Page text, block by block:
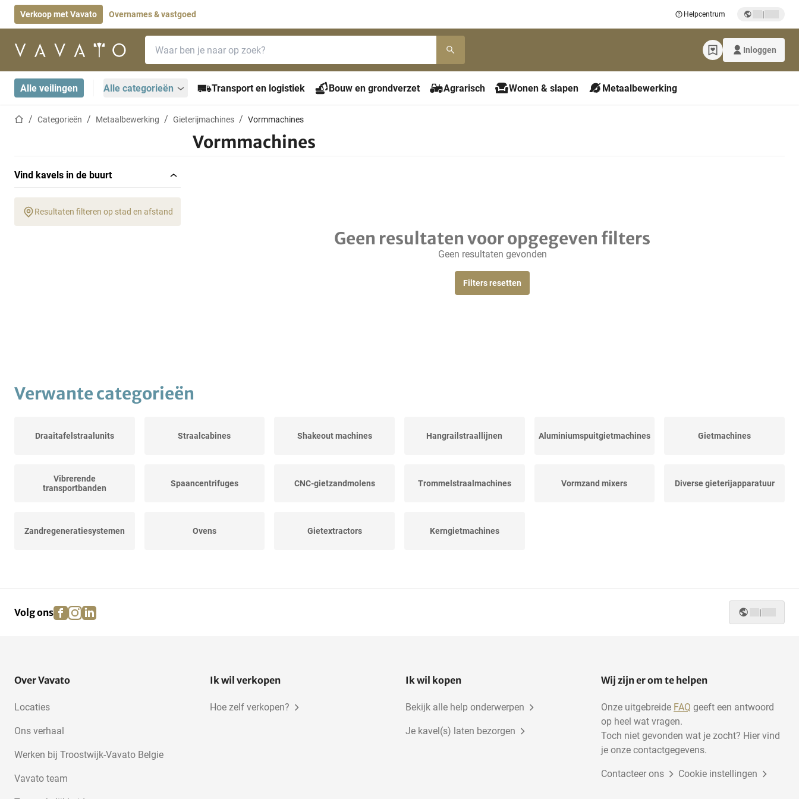
Verkoop met Vavato Overnames & vastgoed Helpcentrum |
Startpagina Inloggen
Alle veilingen Alle categorieën Transport en logistiek Bouw en grondverzet Agrarisch Wonen & slapen Metaalbewerking
StartpaginaCategorieën Metaalbewerking Gieterijmachines Vormmachines
Vormmachines
Vind kavels in de buurt
Resultaten filteren op stad en afstand
Geen resultaten voor opgegeven filters
Geen resultaten gevonden
Filters resetten
Verwante categorieën
Draaitafelstraalunits Straalcabines Shakeout machines Hangrailstraallijnen Aluminiumspuitgietmachines Gietmachines
Vibrerende
transportbanden
Spaancentrifuges CNC-gietzandmolens Trommelstraalmachines Vormzand mixers Diverse gieterijapparatuur
Zandregeneratiesystemen Ovens Gietextractors Kerngietmachines
Volg ons facebook
instagram
linkedin |
Over Vavato
Locaties
Ons verhaal
Werken bij Troostwijk-Vavato Belgie
Vavato team
Ik wil verkopen
Hoe zelf verkopen?
Ik wil kopen
Bekijk alle help onderwerpen
Je kavel(s) laten bezorgen
Wij zijn er om te helpen
Onze uitgebreide FAQ geeft een antwoord
op heel wat vragen.
Toch niet gevonden wat je zocht? Hier vind
je onze contactgegevens.
Contacteer ons Cookie instellingen